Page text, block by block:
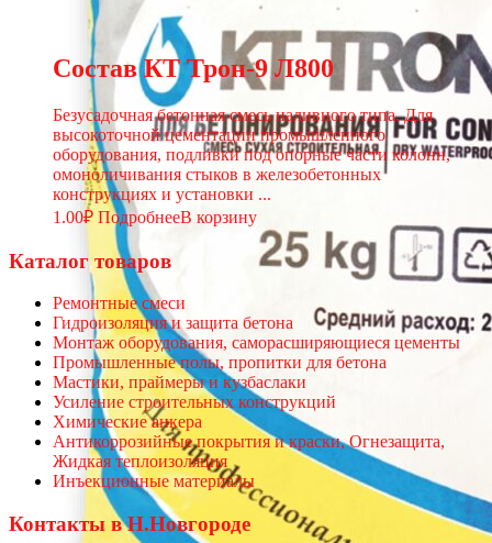
Состав КТ Трон-9 Л800
Безусадочная бетонная смесь наливного типа. Для
высокоточной цементации промышленного
оборудования, подливки под опорные части колонн,
омоноличивания стыков в железобетонных
конструкциях и установки ...
1.00₽ ПодробнееВ корзину
Каталог товаров
Ремонтные смеси
Гидроизоляция и защита бетона
Монтаж оборудования, саморасширяющиеся цементы
Промышленные полы, пропитки для бетона
Мастики, праймеры и кузбаслаки
Усиление строительных конструкций
Химические анкера
Антикоррозийные покрытия и краски, Огнезащита,
Жидкая теплоизоляция
Инъекционные материалы
Контакты в Н.Новгороде